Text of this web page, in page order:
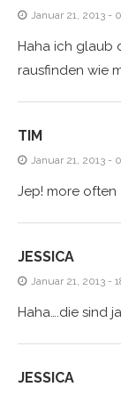
Januar 21, 2013 -
Haha ich glaub
rausfinden wie
TIM
Januar 21, 2013 -
Jep! more often
JESSICA
Januar 21, 2013 -
Haha….die sind
JESSICA